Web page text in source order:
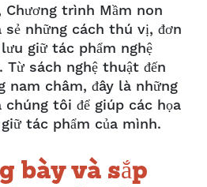
Chương trình Mầm non
sẻ những cách thú vị, đơn
giữ tác phẩm nghệ
sách nghệ thuật đến
nam châm, đây là những
chúng tôi để giúp các họa
tác phẩm của mình.
bày và sắp